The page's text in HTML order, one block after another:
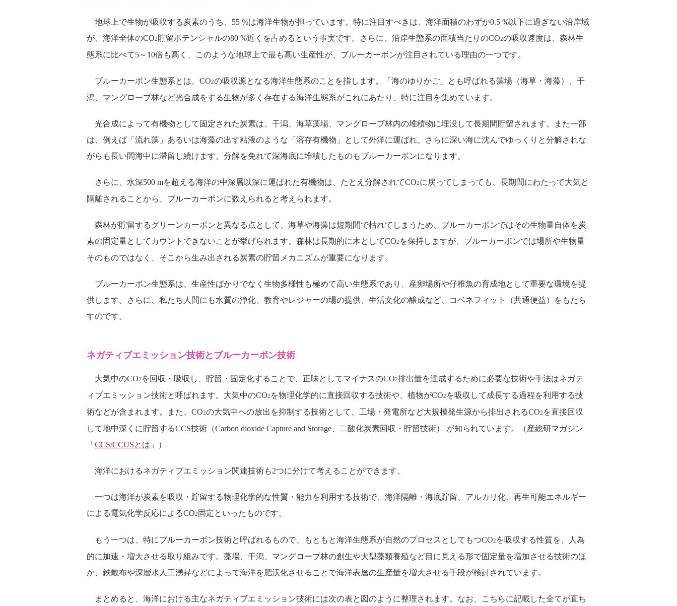
地球上で生物が吸収する炭素のうち、55 %は海洋生物が担っています。特に注目すべきは、海洋面積のわずか0.5 %以下に過ぎない沿岸域
が、海洋全体のCO2貯留ポテンシャルの80 %近くを占めるという事実です。さらに、沿岸生態系の面積当たりのCO2の吸収速度は、森林生
態系に比べて5～10倍も高く、このような地球上で最も高い生産性が、ブルーカーボンが注目されている理由の一つです。
ブルーカーボン生態系とは、CO2の吸収源となる海洋生態系のことを指します。「海のゆりかご」とも呼ばれる藻場（海草・海藻）、干
潟、マングローブ林など光合成をする生物が多く存在する海洋生態系がこれにあたり、特に注目を集めています。
光合成によって有機物として固定された炭素は、干潟、海草藻場、マングローブ林内の堆積物に埋没して長期間貯留されます。また一部
は、例えば「流れ藻」あるいは海藻の出す粘液のような「溶存有機物」として外洋に運ばれ、さらに深い海に沈んでゆっくりと分解されな
がらも長い間海中に滞留し続けます。分解を免れて深海底に堆積したものもブルーカーボンになります。
さらに、水深500 mを超える海洋の中深層以深に運ばれた有機物は、たとえ分解されてCO2に戻ってしまっても、長期間にわたって大気と
隔離されることから、ブルーカーボンに数えられると考えられます。
森林が貯留するグリーンカーボンと異なる点として、海草や海藻は短期間で枯れてしまうため、ブルーカーボンではその生物量自体を炭
素の固定量としてカウントできないことが挙げられます。森林は長期的に木としてCO2 を保持しますが、ブルーカーボンでは場所や生物量
そのものではなく、そこから生み出される炭素の貯留メカニズムが重要になります。
ブルーカーボン生態系は、生産性ばかりでなく生物多様性も極めて高い生態系であり、産卵場所や仔稚魚の育成地として重要な環境を提
供します。さらに、私たち人間にも水質の浄化、教育やレジャーの場の提供、生活文化の醸成など、コベネフィット（共通便益）をもたら
すのです。
ネガティブエミッション技術とブルーカーボン技術
大気中のCO2 を回収・吸収し、貯留・固定化することで、正味としてマイナスのCO2排出量を達成するために必要な技術や手法はネガテ
ィブエミッション技術と呼ばれます。大気中のCO2 を物理化学的に直接回収する技術や、植物がCO2 を吸収して成長する過程を利用する技
術などが含まれます。また、CO2の大気中への放出を抑制する技術として、工場・発電所など大規模発生源から排出されるCO2 を直接回収
して地中深くに貯留するCCS技術（Carbon dioxide Capture and Storage、二酸化炭素回収・貯留技術） が知られています。（産総研マガジン
「 CCS/CCUSとは 」）
海洋におけるネガティブエミッション関連技術も2つに分けて考えることができます。
一つは海洋が炭素を吸収・貯留する物理化学的な性質・能力を利用する技術で、海洋隔離・海底貯留、アルカリ化、再生可能エネルギー
による電気化学反応によるCO2 固定といったものです。
もう一つは、特にブルーカーボン技術と呼ばれるもので、もともと海洋生態系が自然のプロセスとしてもつCO2 を吸収する性質を、人為
的に加速・増大させる取り組みです。藻場、干潟、マングローブ林の創生や大型藻類養殖など目に見える形で固定量を増加させる技術のほ
か、鉄散布や深層水人工湧昇などによって海洋を肥沃化させることで海洋表層の生産量を増大させる手段が検討されています。
まとめると、海洋における主なネガティブエミッション技術には次の表と図のように整理されます。なお、こちらに記載した全てが直ち